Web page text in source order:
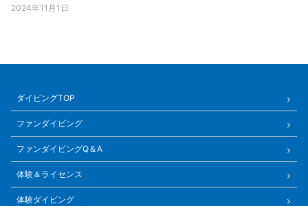
2024年11月1日
ダイビングTOP
ファンダイビング
ファンダイビングQ＆A
体験＆ライセンス
体験ダイビング